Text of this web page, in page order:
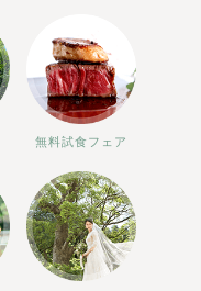
無料試食フェア